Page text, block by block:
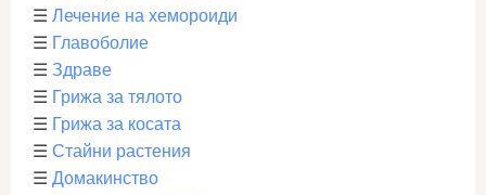
☰ Лечение на хемороиди
☰ Главоболие
☰ Здраве
☰ Грижа за тялото
☰ Грижа за косата
☰ Стайни растения
☰ Домакинство